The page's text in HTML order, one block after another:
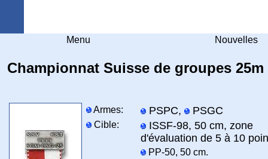
Menu Nouvelles
Championnat Suisse de groupes 25m
Armes: PSPC, PSGC
Cible:
ISSF-98, 50 cm, zone
d'évaluation de 5 à 10
PP-50, 50 cm.